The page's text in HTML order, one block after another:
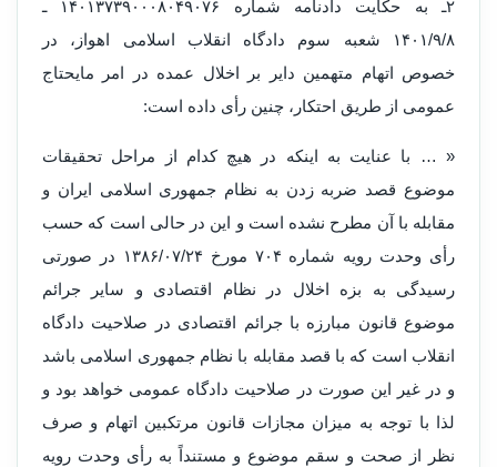
۲ـ به حکایت دادنامه شماره ۱۴۰۱۳۷۳۹۰۰۰۸۰۴۹۰۷۶ ـ
۱۴۰۱/۹/۸ شعبه سوم دادگاه انقلاب اسلامی اهواز، در
خصوص اتهام متهمین دایر بر اخلال عمده در امر مایحتاج
عمومی از طریق احتکار، چنین رأی داده است:
« … با عنایت به اینکه در هیچ کدام از مراحل تحقیقات
موضوع قصد ضربه زدن به نظام جمهوری اسلامی ایران و
مقابله با آن مطرح نشده است و این در حالی است که حسب
رأی وحدت رویه شماره ۷۰۴ مورخ ۱۳۸۶/۰۷/۲۴ در صورتی
رسیدگی به بزه اخلال در نظام اقتصادی و سایر جرائم
موضوع قانون مبارزه با جرائم اقتصادی در صلاحیت دادگاه
انقلاب است که با قصد مقابله با نظام جمهوری اسلامی باشد
و در غیر این صورت در صلاحیت دادگاه عمومی خواهد بود و
لذا با توجه به میزان مجازات قانون مرتکبین اتهام و صرف
نظر از صحت و سقم موضوع و مستنداً به رأی وحدت رویه